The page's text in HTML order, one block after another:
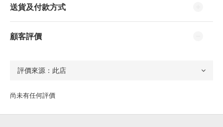
送貨及付款方式
顧客評價
尚未有任何評價